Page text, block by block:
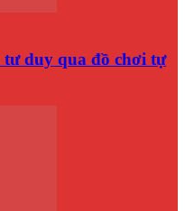
duy qua đồ chơi tự